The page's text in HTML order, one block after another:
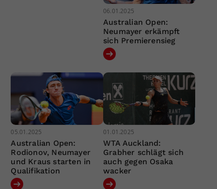
06.01.2025
Australian Open:
Neumayer erkämpft
sich Premierensieg
05.01.2025
Australian Open:
Rodionov, Neumayer
und Kraus starten in
Qualifikation
01.01.2025
WTA Auckland:
Grabher schlägt sich
auch gegen Osaka
wacker